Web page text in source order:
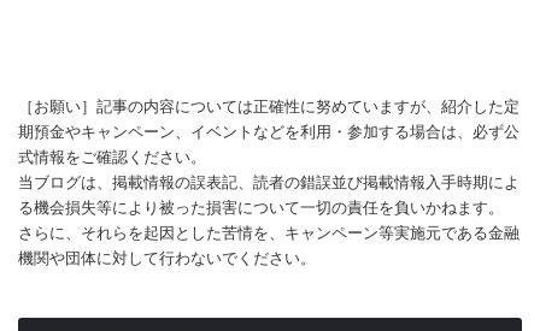
［お願い］記事の内容については正確性に努めていますが、紹介した定
期預金やキャンペーン、イベントなどを利用・参加する場合は、必ず公
式情報をご確認ください。
当ブログは、掲載情報の誤表記、読者の錯誤並び掲載情報入手時期によ
る機会損失等により被った損害について一切の責任を負いかねます。
さらに、それらを起因とした苦情を、キャンペーン等実施元である金融
機関や団体に対して行わないでください。